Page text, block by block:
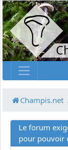
Champis.net
Le forum
pour pouvoir